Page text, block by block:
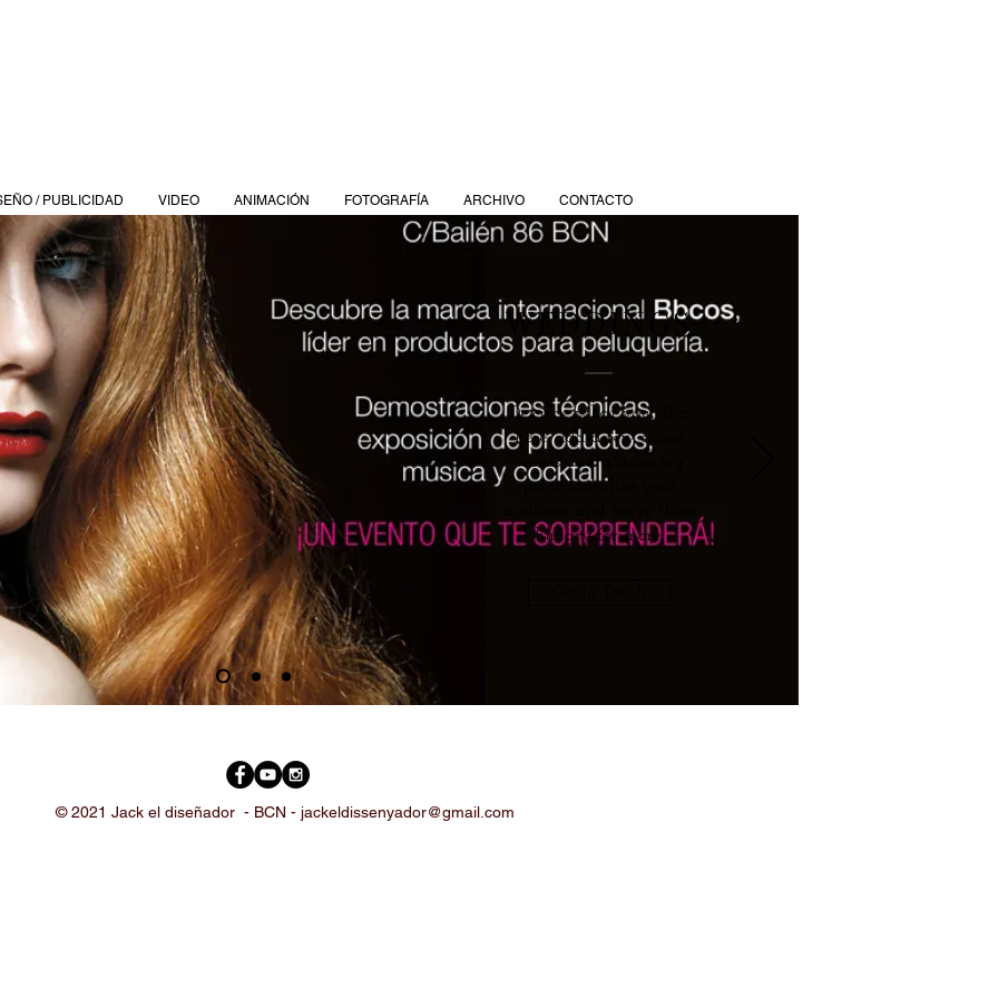
WEDDINGS
Describe what you offer
here. add a few choice
words and a stunning
pic to tantalize your
hungry for more.
/ PUBLICIDAD VIDEO ANIMACIÓN FOTOGRAFÍA ARCHIVO CONTACTO
© 2021 Jack el diseñador - BCN - jackeldissenyador@gmail.com